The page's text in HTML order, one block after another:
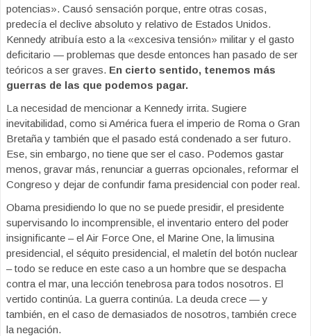
potencias». Causó sensación porque, entre otras cosas,
predecía el declive absoluto y relativo de Estados Unidos.
Kennedy atribuía esto a la «excesiva tensión» militar y el gasto
deficitario — problemas que desde entonces han pasado de ser
teóricos a ser graves. En cierto sentido, tenemos más
guerras de las que podemos pagar.
La necesidad de mencionar a Kennedy irrita. Sugiere
inevitabilidad, como si América fuera el imperio de Roma o Gran
Bretaña y también que el pasado está condenado a ser futuro.
Ese, sin embargo, no tiene que ser el caso. Podemos gastar
menos, gravar más, renunciar a guerras opcionales, reformar el
Congreso y dejar de confundir fama presidencial con poder real.
Obama presidiendo lo que no se puede presidir, el presidente
supervisando lo incomprensible, el inventario entero del poder
insignificante – el Air Force One, el Marine One, la limusina
presidencial, el séquito presidencial, el maletín del botón nuclear
– todo se reduce en este caso a un hombre que se despacha
contra el mar, una lección tenebrosa para todos nosotros. El
vertido continúa. La guerra continúa. La deuda crece — y
también, en el caso de demasiados de nosotros, también crece
la negación.